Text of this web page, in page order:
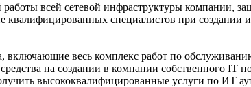
работы всей сетевой инфраструктуры
квалифицированных специалистов при
весь комплекс работ по
на создании в компании собственного IT
высококвалифицированные услуги по ИТ